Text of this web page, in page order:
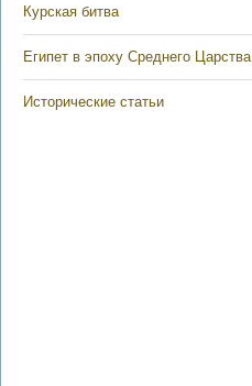
Курская битва
Египет в эпоху Среднего Царства
Исторические статьи